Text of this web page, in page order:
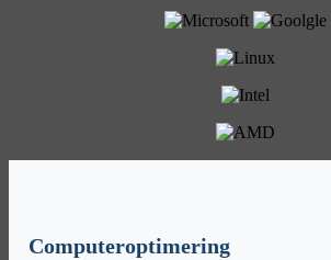
Computeroptimering